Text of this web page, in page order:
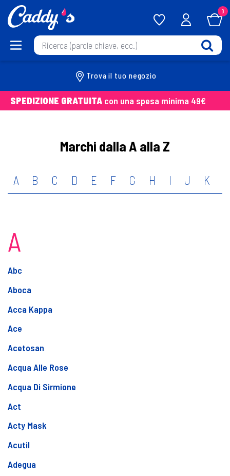
0
Trova il tuo negozio
SPEDIZIONE GRATUITA con una spesa minima 49€
Marchi dalla A alla Z
A B C D E F G H I J K
A
Abc
Aboca
Acca Kappa
Ace
Acetosan
Acqua Alle Rose
Acqua Di Sirmione
Act
Acty Mask
Acutil
Adegua